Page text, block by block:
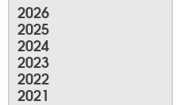
2026
2025
2024
2023
2022
2021